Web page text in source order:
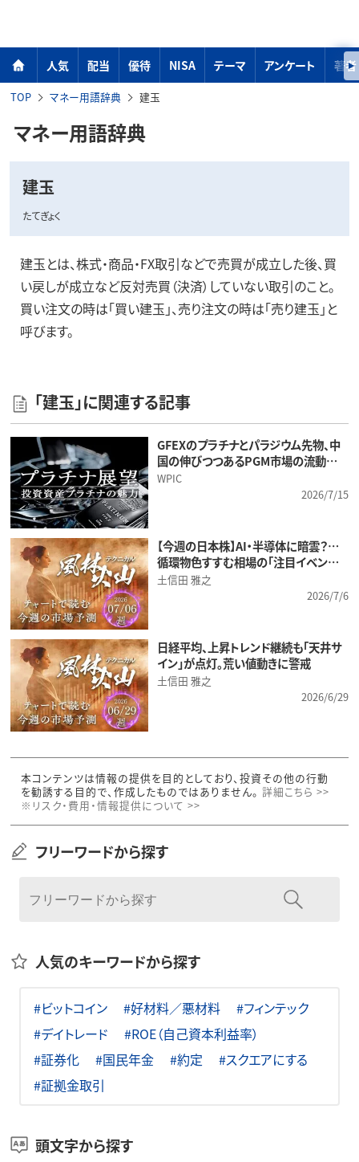
人気 配当 優待 NISA テーマ アンケート 著者
TOP マネー用語辞典 建玉
マネー用語辞典
建玉
たてぎょく
建玉とは、株式・商品・FX取引などで売買が成立した後、買
い戻しが成立など反対売買（決済）していない取引のこと。
買い注文の時は「買い建玉」、売り注文の時は「売り建玉」と
呼びます。
「建玉」に関連する記事
GFEXのプラチナとパラジウム先物、中
国の伸びつつあるPGM市場の流動…
WPIC
2026/7/15
【今週の日本株】AI・半導体に暗雲？…
循環物色すすむ相場の「注目イベン…
土信田 雅之
2026/7/6
日経平均、上昇トレンド継続も「天井サ
イン」が点灯。荒い値動きに警戒
土信田 雅之
2026/6/29
本コンテンツは情報の提供を目的としており、投資その他の行動
を勧誘する目的で、作成したものではありません。 詳細こちら >>
※リスク・費用・情報提供について >>
フリーワードから探す
人気のキーワードから探す
#ビットコイン #好材料／悪材料
#フィンテック
#デイトレード
#ROE（自己資本利益率）
#証券化
#国民年金 #約定
#スクエアにする
#証拠金取引
頭文字から探す